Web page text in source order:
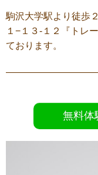
駒沢大学駅より徒歩
１−１３-１２『トレ
ております。
無料体